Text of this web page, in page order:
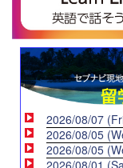
2026/08/07
2026/08/05
2026/08/05
2026/08/01